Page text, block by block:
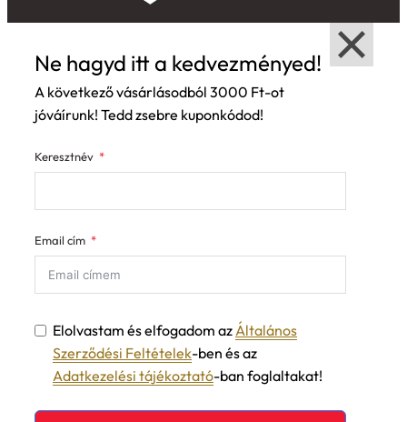
Ne hagyd itt a kedvezményed!
A következő vásárlásodból 3000 Ft-ot
jóváírunk! Tedd zsebre kuponkódod!
Keresztnév
Email cím
Elolvastam és elfogadom azÁltalános
Szerződési Feltételek-ben és az
Adatkezelési tájékoztató-ban foglaltakat!